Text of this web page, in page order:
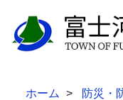
ホーム 防災・